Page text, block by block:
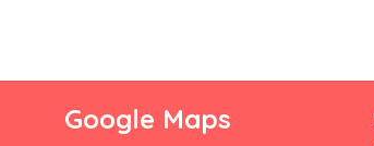
Google Maps